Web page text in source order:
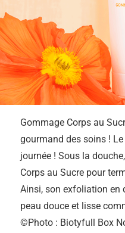
Gommage Corps au
gourmand des soins !
journée ! Sous la
Corps au Sucre pour
Ainsi, son exfoliation en
peau douce et lisse
©Photo : Biotyfull Box